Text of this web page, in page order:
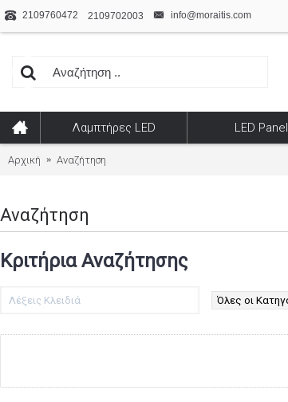
2109760472 2109702003 info@moraitis.com
Λαμπτήρες LED LED Panel
Αρχική Αναζήτηση
Αναζήτηση
Κριτήρια Αναζήτησης